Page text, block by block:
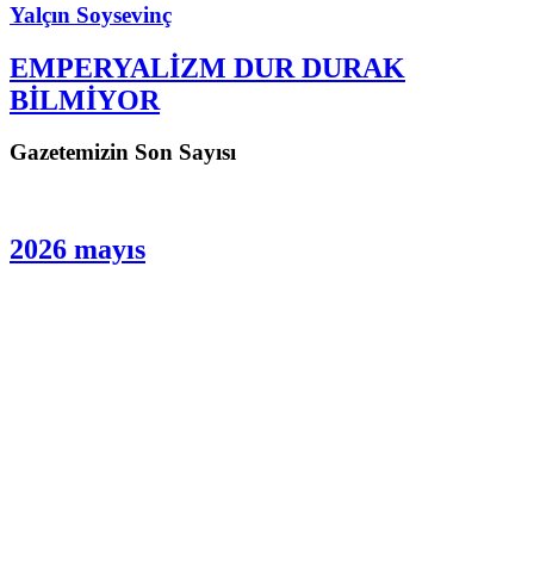
Yalçın Soysevinç
EMPERYALİZM DUR DURAK
BİLMİYOR
Gazetemizin Son Sayısı
2026 mayıs